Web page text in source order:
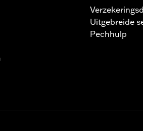
Uitgebreide
Pechhulp